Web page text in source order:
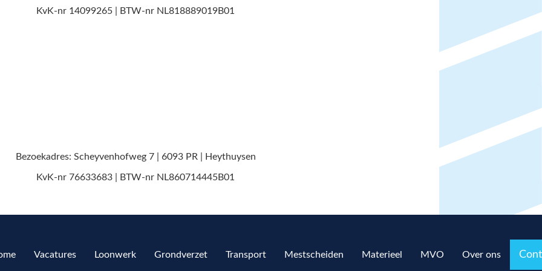
KvK-nr 14099265 | BTW-nr NL818889019B01
Bezoekadres: Scheyvenhofweg 7 | 6093 PR | Heythuysen
KvK-nr 76633683 | BTW-nr NL860714445B01
Vacatures Loonwerk Grondverzet Transport Mestscheiden Materieel MVO Over ons